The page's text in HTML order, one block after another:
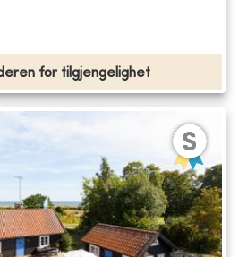
for tilgjengelighet